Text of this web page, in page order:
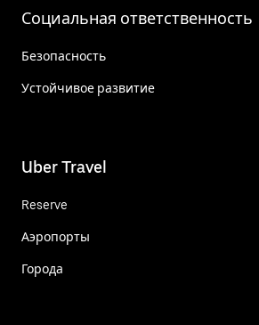
Социальная ответственность
Безопасность
Устойчивое развитие
Uber Travel
Reserve
Аэропорты
Города